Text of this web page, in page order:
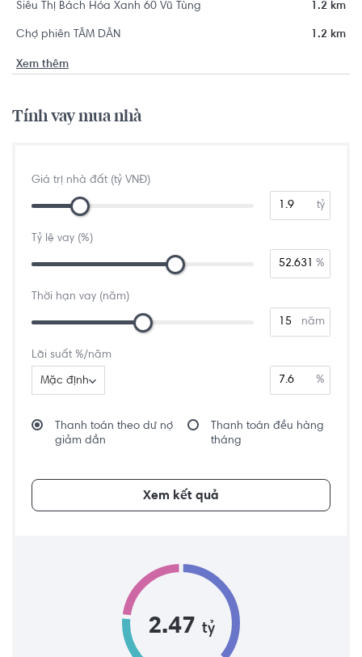
Siêu Thị Bách Hóa Xanh 60 Vũ Tùng 1.2 km
Chợ phiên TÂM DÂN 1.2 km
Xem thêm
Tính vay mua nhà
Giá trị nhà đất (tỷ VNĐ)
tỷ
Tỷ lệ vay (%)
%
Thời hạn vay (năm)
năm
Lãi suất %/năm
Mặc định %
Thanh toán theo dư nợ
giảm dần
Thanh toán đều hàng
tháng
Xem kết quả
2.47 tỷ